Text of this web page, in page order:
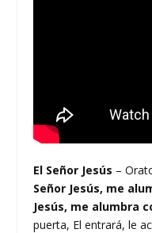
El Señor Jesús –
Señor Jesús, me
Jesús, me alumbra
puerta, El entrará, le